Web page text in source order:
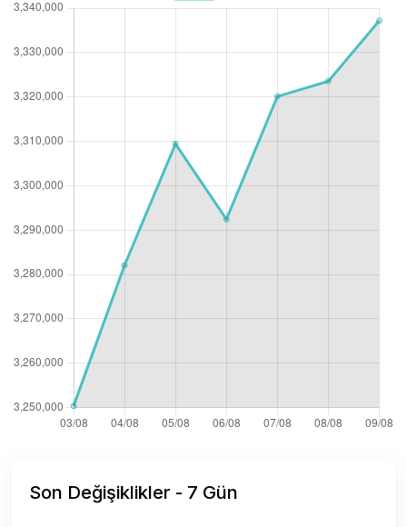
Son Değişiklikler - 7 Gün